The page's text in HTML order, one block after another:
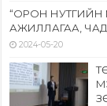
“ОРОН
АЖИЛЛАГАА,
2024-05-20